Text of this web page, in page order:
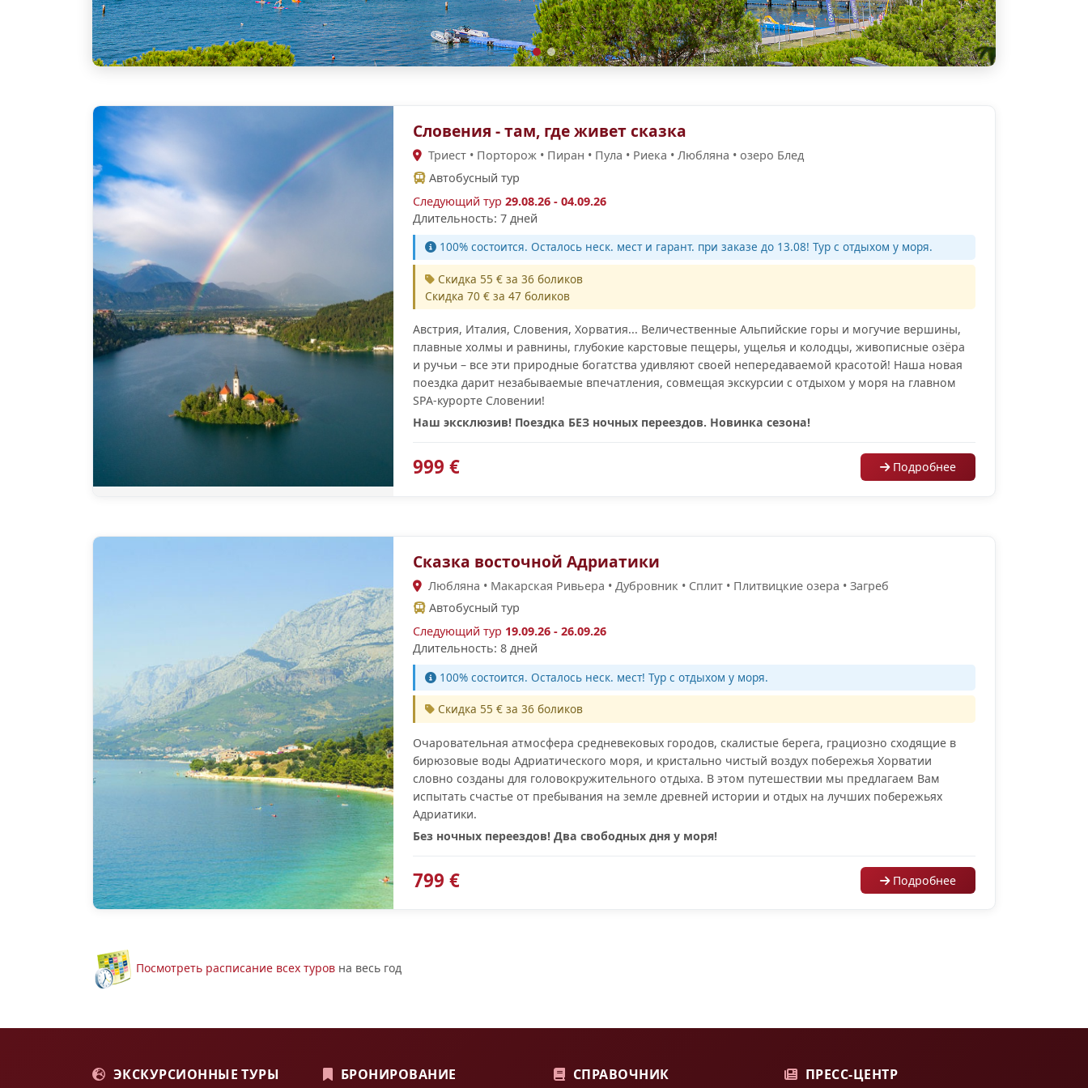
Словения - там, где живет сказка
Триест • Порторож • Пиран • Пула • Риека • Любляна • озеро Блед
Автобусный тур
Следующий тур29.08.26 - 04.09.26
Длительность: 7 дней
100% cостоится. Осталось неск. мест и гарант. при заказе до 13.08! Тур с отдыхом у моря.
Скидка 55 € за 36 боликов
Скидка 70 € за 47 боликов
Австрия, Италия, Словения, Хорватия... Величественные Альпийские горы и могучие вершины,
плавные холмы и равнины, глубокие карстовые пещеры, ущелья и колодцы, живописные озёра
и ручьи – все эти природные богатства удивляют своей непередаваемой красотой! Наша новая
поездка дарит незабываемые впечатления, совмещая экскурсии с отдыхом у моря на главном
SPA-курорте Словении!
Наш эксклюзив! Поездка БЕЗ ночных переездов. Новинка сезона!
999 € Подробнее
Сказка восточной Адриатики
Любляна • Макарская Ривьера • Дубровник • Сплит • Плитвицкие озера • Загреб
Автобусный тур
Следующий тур 19.09.26 - 26.09.26
Длительность: 8 дней
100% cостоится. Осталось неск. мест! Тур с отдыхом у моря.
Скидка 55 € за 36 боликов
Очаровательная атмосфера средневековых городов, скалистые берега, грациозно сходящие в
бирюзовые воды Адриатического моря, и кристально чистый воздух побережья Хорватии
словно созданы для головокружительного отдыха. В этом путешествии мы предлагаем Вам
испытать счастье от пребывания на земле древней истории и отдых на лучших побережьях
Адриатики.
Без ночных переездов! Два свободных дня у моря!
799 € Подробнее
Посмотреть расписание всех туров на весь год
ЭКСКУРСИОННЫЕ ТУРЫ БРОНИРОВАНИЕ СПРАВОЧНИК ПРЕСС-ЦЕНТР